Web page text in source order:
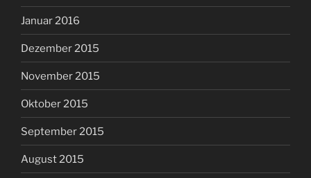
Januar 2016
Dezember 2015
November 2015
Oktober 2015
September 2015
August 2015